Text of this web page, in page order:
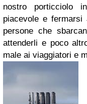
nostro porticciolo
piacevole e
persone che
attenderli e poco
male ai viaggiatori e